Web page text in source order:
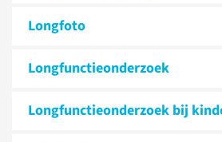
Longfoto
Longfunctie­onderzoek
Longfunctie­onderzoek bij